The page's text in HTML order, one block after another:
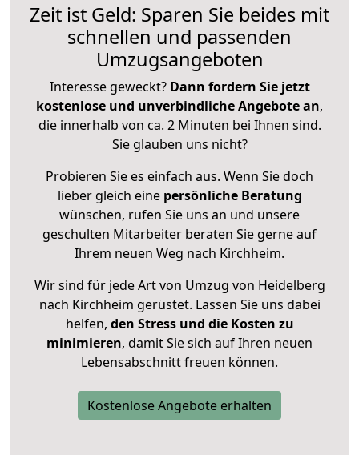
Zeit ist Geld: Sparen Sie beides mit
schnellen und passenden
Umzugsangeboten
Interesse geweckt? Dann fordern Sie jetzt
kostenlose und unverbindliche Angebote an,
die innerhalb von ca. 2 Minuten bei Ihnen sind.
Sie glauben uns nicht?
Probieren Sie es einfach aus. Wenn Sie doch
lieber gleich eine persönliche Beratung
wünschen, rufen Sie uns an und unsere
geschulten Mitarbeiter beraten Sie gerne auf
Ihrem neuen Weg nach Kirchheim.
Wir sind für jede Art von Umzug von Heidelberg
nach Kirchheim gerüstet. Lassen Sie uns dabei
helfen, den Stress und die Kosten zu
minimieren, damit Sie sich auf Ihren neuen
Lebensabschnitt freuen können.
Kostenlose Angebote erhalten